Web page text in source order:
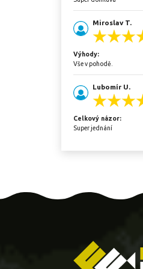
Miroslav T.
Výhody:
Vše v pohodě.
Lubomír U.
Celkový názor:
Super jednání